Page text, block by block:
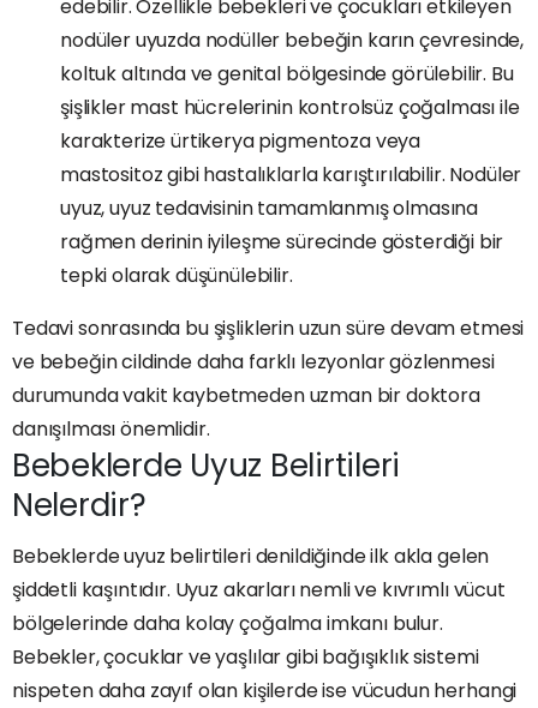
edebilir. Özellikle bebekleri ve çocukları etkileyen
nodüler uyuzda nodüller bebeğin karın çevresinde,
koltuk altında ve genital bölgesinde görülebilir. Bu
şişlikler mast hücrelerinin kontrolsüz çoğalması ile
karakterize ürtikerya pigmentoza veya
mastositoz gibi hastalıklarla karıştırılabilir. Nodüler
uyuz, uyuz tedavisinin tamamlanmış olmasına
rağmen derinin iyileşme sürecinde gösterdiği bir
tepki olarak düşünülebilir.
Tedavi sonrasında bu şişliklerin uzun süre devam etmesi
ve bebeğin cildinde daha farklı lezyonlar gözlenmesi
durumunda vakit kaybetmeden uzman bir doktora
danışılması önemlidir.
Bebeklerde Uyuz Belirtileri
Nelerdir?
Bebeklerde uyuz belirtileri denildiğinde ilk akla gelen
şiddetli kaşıntıdır. Uyuz akarları nemli ve kıvrımlı vücut
bölgelerinde daha kolay çoğalma imkanı bulur.
Bebekler, çocuklar ve yaşlılar gibi bağışıklık sistemi
nispeten daha zayıf olan kişilerde ise vücudun herhangi